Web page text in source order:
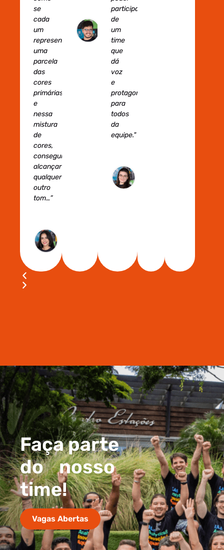
se
cada
um
representasse
uma
parcela
das
cores
primárias
e
nessa
mistura
de
cores,
conseguimos
alcançar
qualquer
outro
tom…”
de Dados
Marcelo
Front-
participar
de
um
time
que
dá
voz
e
protagonismo
para
todos
da
equipe."
Faça parte
do nosso
time!
Vagas Abertas